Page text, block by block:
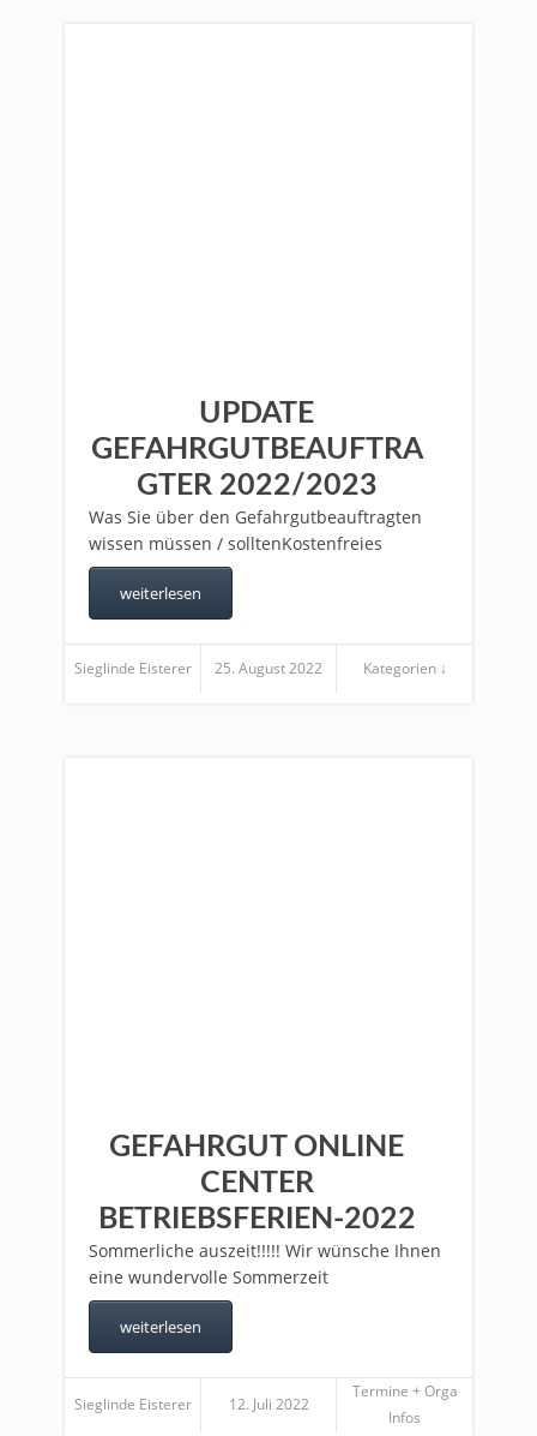
UPDATE
GEFAHRGUTBEAUFTRA
GTER 2022/2023
Was Sie über den Gefahrgutbeauftragten
wissen müssen / solltenKostenfreies
weiterlesen
Sieglinde Eisterer 25. August 2022 Kategorien ↓
GEFAHRGUT ONLINE
CENTER
BETRIEBSFERIEN-2022
Sommerliche auszeit!!!!! Wir wünsche Ihnen
eine wundervolle Sommerzeit
weiterlesen
Sieglinde Eisterer 12. Juli 2022
Termine + Orga
Infos